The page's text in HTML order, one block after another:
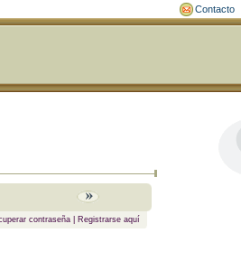
Contacto
contraseña| Registrarse aquí